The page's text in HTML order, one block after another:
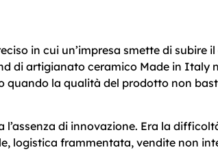
in cui un’impresa smette di subire
di artigianato ceramico Made in Italy
quando la qualità del prodotto non
l’assenza di innovazione. Era la
logistica frammentata, vendite non